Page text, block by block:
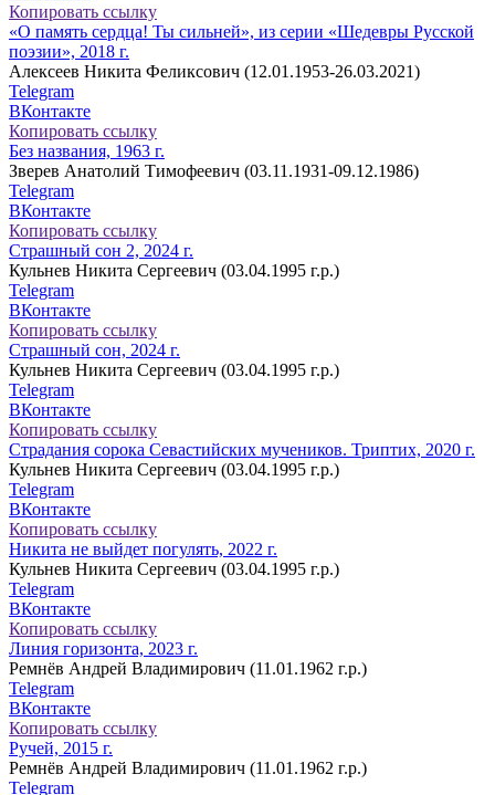
Копировать ссылку
«О память сердца! Ты сильней», из серии «Шедевры Русской
поэзии», 2018 г.
Алексеев Никита Феликсович (12.01.1953-26.03.2021)
Telegram
ВКонтакте
Копировать ссылку
Без названия, 1963 г.
Зверев Анатолий Тимофеевич (03.11.1931-09.12.1986)
Telegram
ВКонтакте
Копировать ссылку
Страшный сон 2, 2024 г.
Кульнев Никита Сергеевич (03.04.1995 г.р.)
Telegram
ВКонтакте
Копировать ссылку
Страшный сон, 2024 г.
Кульнев Никита Сергеевич (03.04.1995 г.р.)
Telegram
ВКонтакте
Копировать ссылку
Страдания сорока Севастийских мучеников. Триптих, 2020 г.
Кульнев Никита Сергеевич (03.04.1995 г.р.)
Telegram
ВКонтакте
Копировать ссылку
Никита не выйдет погулять, 2022 г.
Кульнев Никита Сергеевич (03.04.1995 г.р.)
Telegram
ВКонтакте
Копировать ссылку
Линия горизонта, 2023 г.
Ремнёв Андрей Владимирович (11.01.1962 г.р.)
Telegram
ВКонтакте
Копировать ссылку
Ручей, 2015 г.
Ремнёв Андрей Владимирович (11.01.1962 г.р.)
Telegram